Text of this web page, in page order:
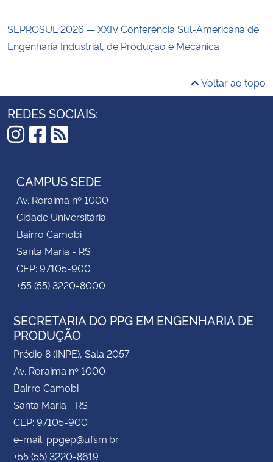
SEPROSUL 2026 — XXIV Conferência Sul-Americana de
Engenharia Industrial, de Produção e Mecânica
Voltar ao topo
REDES SOCIAIS:
Instagram
Facebook
RSS
CAMPUS SEDE
Av. Roraima nº 1000
Cidade Universitária
Bairro Camobi
Santa Maria - RS
CEP: 97105-900
+55 (55) 3220-8000
SECRETARIA DO PPG EM ENGENHARIA DE
PRODUÇÃO
Prédio 8 (INPE), Sala 2057
Av. Roraima nº 1000
Bairro Camobi
Santa Maria - RS
CEP: 97105-900
e-mail: ppgep@ufsm.br
+55 (55) 3220-8619